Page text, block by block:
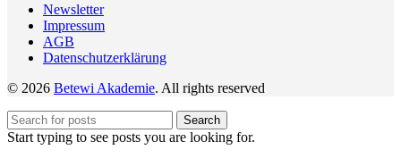
Newsletter
Impressum
AGB
Datenschutzerklärung
© 2026 Betewi Akademie. All rights reserved
Search
Start typing to see posts you are looking for.